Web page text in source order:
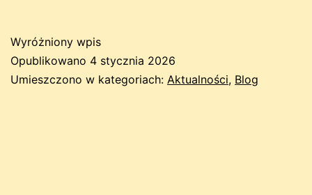
Wyróżniony wpis
Opublikowano 4 stycznia 2026
Umieszczono w kategoriach: Aktualności, Blog